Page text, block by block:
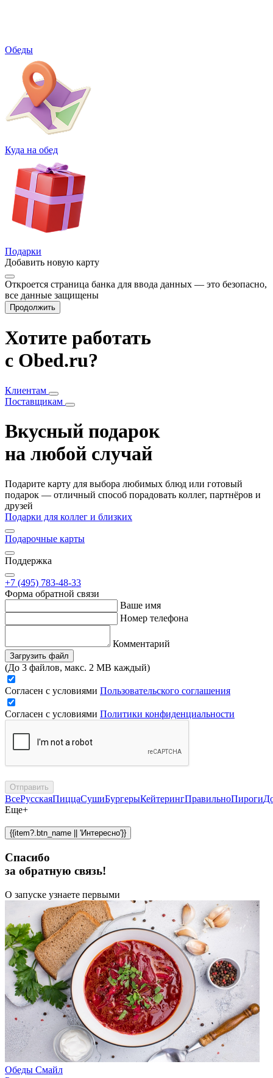
Обеды
Куда на обед
Подарки
Добавить новую карту
Откроется страница банка для ввода данных — это безопасно,
все данные защищены
Продолжить
Хотите работать
с Obed.ru?
Клиентам
Поставщикам
Вкусный подарок
на любой случай
Подарите карту для выбора любимых блюд или готовый
подарок — отличный способ порадовать коллег, партнёров и
друзей
Подарки для коллег и близких
Подарочные карты
Поддержка
+7 (495) 783-48-33
Форма обратной связи
Ваше имя
Номер телефона
Комментарий
Загрузить файл
(До 3 файлов, макс. 2 MB каждый)
Согласен с условиями Пользовательского соглашения
Согласен с условиями Политики конфиденциальности
Отправить
ВсеРусскаяПиццаСушиБургерыКейтерингПравильноПироги
Еще+
{{item?.btn_name || 'Интересно'}}
Спасибо
за обратную связь!
О запуске узнаете первыми
Обеды Смайл